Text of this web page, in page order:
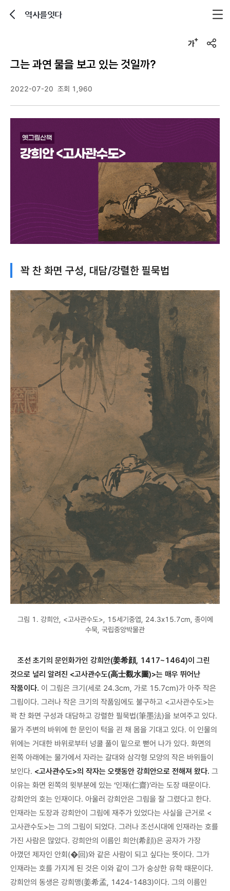
역사를잇다
u
그는 과연 물을 보고 있는 것일까?
2022-07-20 조회 1,960
꽉 찬 화면 구성, 대담/강렬한 필묵법
그림 1. 강희안, <고사관수도>, 15세기중엽, 24.3x15.7cm, 종이에
수묵, 국립중앙박물관
조선 초기의 문인화가인 강희안(姜希顔, 1417~1464)이 그린
것으로 널리 알려진 <고사관수도(高士觀水圖)>는 매우 뛰어난
작품이다. 이 그림은 크기(세로 24.3cm, 가로 15.7cm)가 아주 작은
그림이다. 그러나 작은 크기의 작품임에도 불구하고 <고사관수도>는
꽉 찬 화면 구성과 대담하고 강렬한 필묵법(筆墨法)을 보여주고 있다.
물가 주변의 바위에 한 문인이 턱을 괸 채 몸을 기대고 있다. 이 인물의
위에는 거대한 바위로부터 넝쿨 풀이 밑으로 뻗어 나가 있다. 화면의
왼쪽 아래에는 물가에서 자라는 갈대와 삼각형 모양의 작은 바위들이
보인다. <고사관수도>의 작자는 오랫동안 강희안으로 전해져 왔다. 그
이유는 화면 왼쪽의 윗부분에 있는 ‘인재(仁齋)’라는 도장 때문이다.
강희안의 호는 인재이다. 아울러 강희안은 그림을 잘 그렸다고 한다.
인재라는 도장과 강희안이 그림에 재주가 있었다는 사실을 근거로 <
고사관수도>는 그의 그림이 되었다. 그러나 조선시대에 인재라는 호를
가진 사람은 많았다. 강희안의 이름인 희안(希顔)은 공자가 가장
아꼈던 제자인 안회(�回)와 같은 사람이 되고 싶다는 뜻이다. 그가
인재라는 호를 가지게 된 것은 이와 같이 그가 숭상한 유학 때문이다.
강희안의 동생은 강희맹(姜希孟, 1424-1483)이다. 그의 이름인